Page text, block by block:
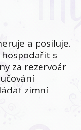
a posiluje.
s
za rezervoár
zimní